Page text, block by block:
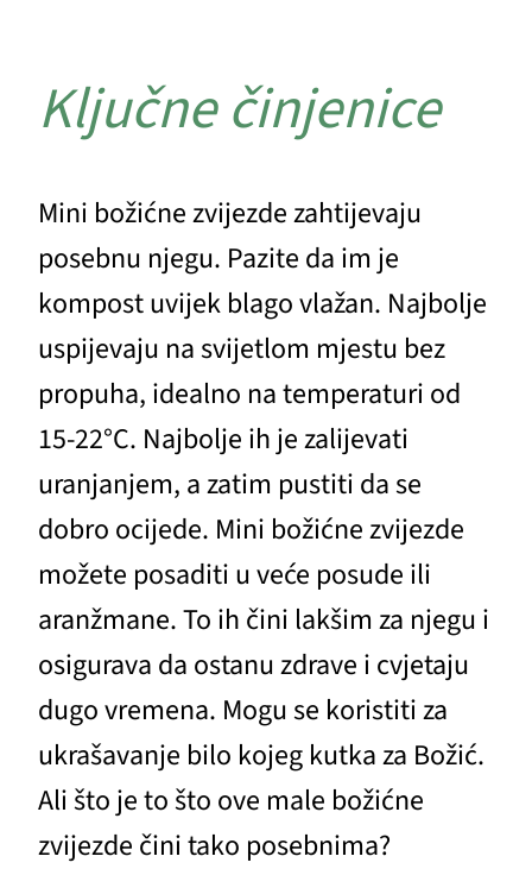
Ključne činjenice
Mini božićne zvijezde zahtijevaju
posebnu njegu. Pazite da im je
kompost uvijek blago vlažan. Najbolje
uspijevaju na svijetlom mjestu bez
propuha, idealno na temperaturi od
15-22°C. Najbolje ih je zalijevati
uranjanjem, a zatim pustiti da se
dobro ocijede. Mini božićne zvijezde
možete posaditi u veće posude ili
aranžmane. To ih čini lakšim za njegu i
osigurava da ostanu zdrave i cvjetaju
dugo vremena. Mogu se koristiti za
ukrašavanje bilo kojeg kutka za Božić.
Ali što je to što ove male božićne
zvijezde čini tako posebnima?